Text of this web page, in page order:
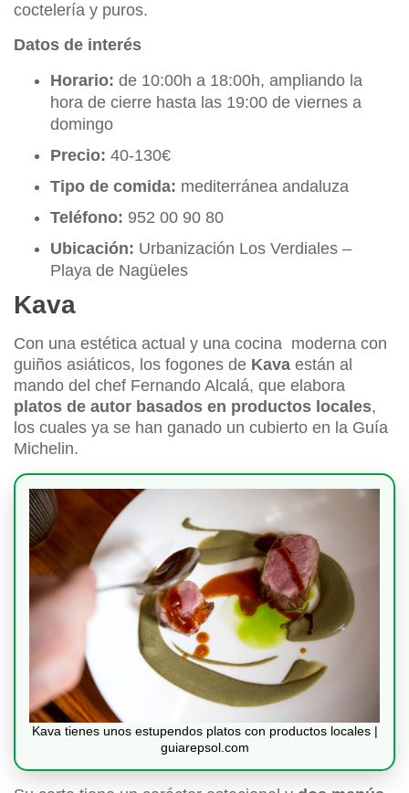
coctelería y puros.
Datos de interés
Horario: de 10:00h a 18:00h, ampliando la
hora de cierre hasta las 19:00 de viernes a
domingo
Precio: 40-130€
Tipo de comida: mediterránea andaluza
Teléfono: 952 00 90 80
Ubicación: Urbanización Los Verdiales –
Playa de Nagüeles
Kava
Con una estética actual y una cocina moderna con
guiños asiáticos, los fogones de Kava están al
mando del chef Fernando Alcalá, que elabora
platos de autor basados en productos locales,
los cuales ya se han ganado un cubierto en la Guía
Michelin.
Kava tienes unos estupendos platos con productos locales |
guiarepsol.com